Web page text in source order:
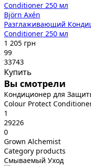
Björn Axén
Разглаживающий
Conditioner 250 мл
1 205 грн
99
33743
Купить
Вы смотрели
Кондиционер для
Colour Protect
1
29226
0
Grown Alchemist
Category products
Смываемый Уход